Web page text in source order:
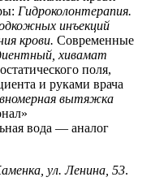
Гидроколонтерапия.
инъекций
крови. Современные
хивамат
поля,
и руками врача
вытяжка
вода — аналог
ул. Ленина, 53.